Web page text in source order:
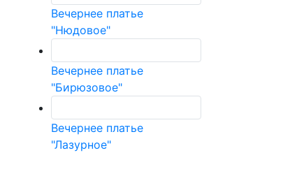
Вечернее платье
"Нюдовое"
Вечернее платье
"Бирюзовое"
Вечернее платье
"Лазурное"